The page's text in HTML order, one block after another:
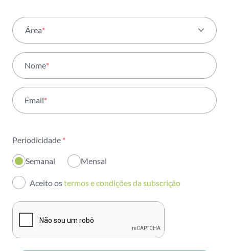
Área*
Atividade
Institucional
Inovação
Investidores
Publicações
Nome*
Email*
Periodicidade *
Semanal Mensal
Aceito ostermos e condições da subscrição